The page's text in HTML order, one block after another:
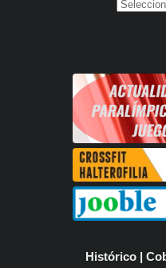
Histórico |